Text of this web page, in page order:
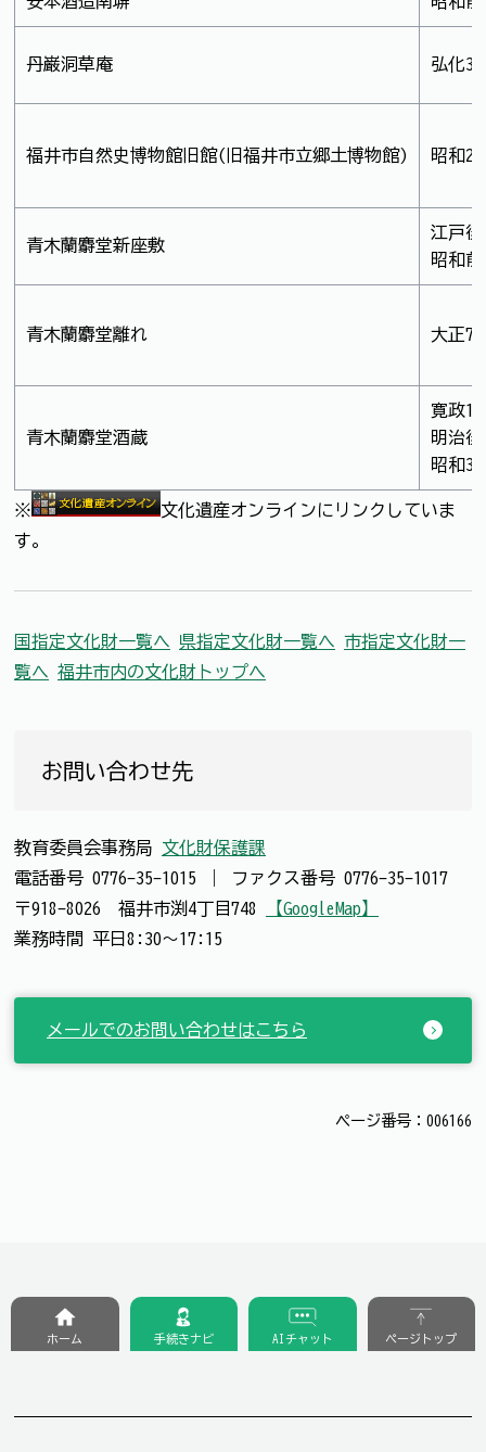
丹巌洞草庵 弘化3
福井市自然史博物館旧館(旧福井市立郷土博物館) 昭和
青木蘭麝堂新座敷
江戸後
昭和
青木蘭麝堂離れ 大正7
青木蘭麝堂酒蔵
寛政
明治
昭和
※
文化遺産オンラインにリンクしていま
す。
国指定文化財一覧へ 県指定文化財一覧へ 市指定文化財一
覧へ 福井市内の文化財トップへ
お問い合わせ先
教育委員会事務局 文化財保護課
電話番号 0776-35-1015 ファクス番号 0776-35-1017
〒918-8026 福井市渕4丁目748
【GoogleMap】
業務時間 平日8:30～17:15
メールでのお問い合わせはこちら
ページ番号：006166
ホーム 手続きナビ AIチャット ページトップ